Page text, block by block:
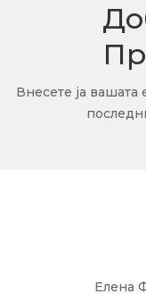
Внесете ја
Елена